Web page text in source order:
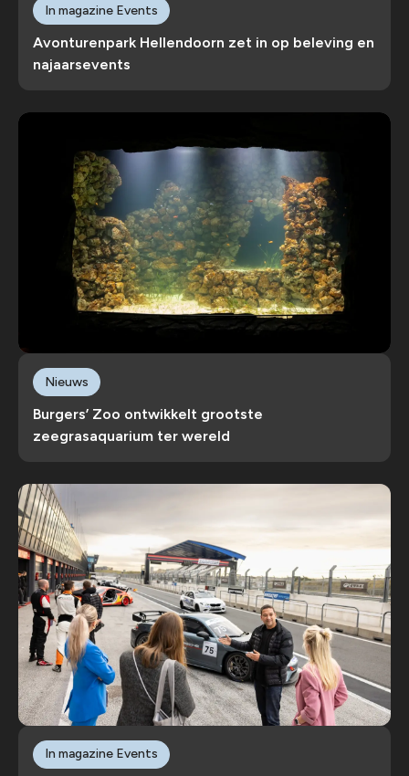
Avonturenpark Hellendoorn zet in op beleving en
najaarsevents
In magazine Events
Burgers’ Zoo ontwikkelt grootste
zeegrasaquarium ter wereld
Nieuws
In magazine Events